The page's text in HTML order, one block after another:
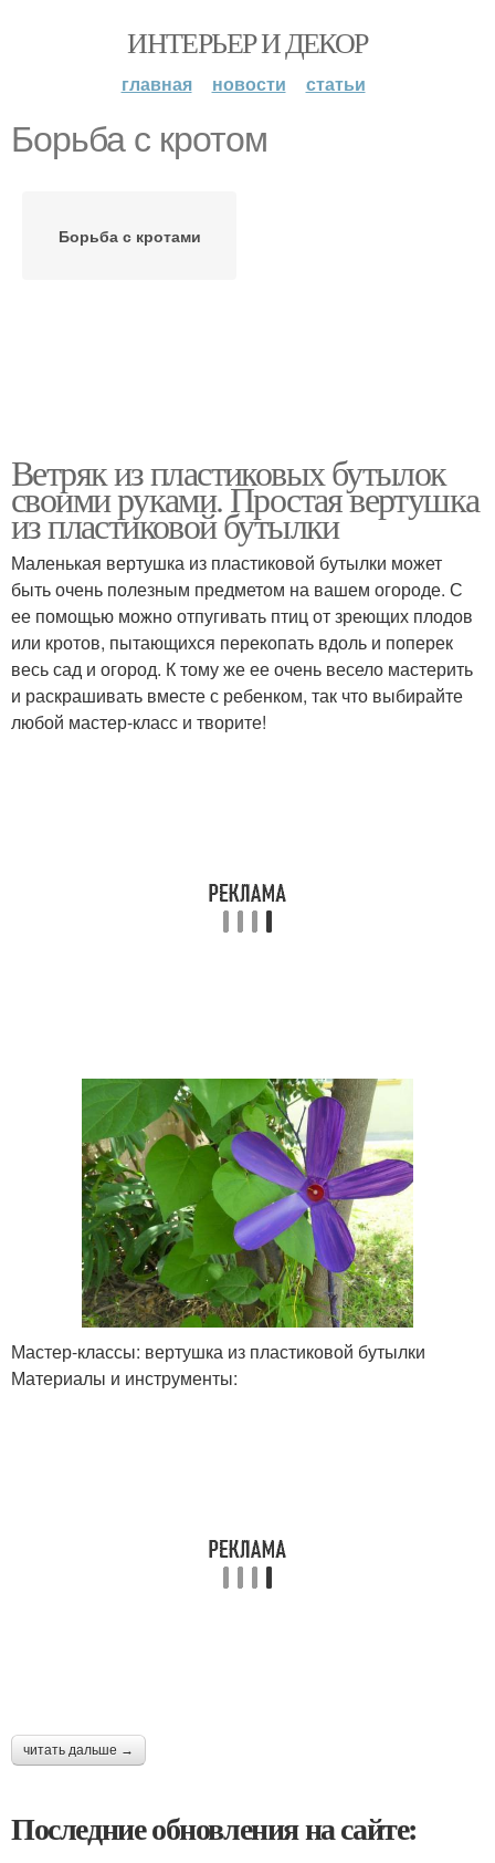
ИНТЕРЬЕР И ДЕКОР
главная новости статьи
Борьба с кротом
Борьба с кротами
Ветряк из пластиковых бутылок
своими руками. Простая вертушка
из пластиковой бутылки
Маленькая вертушка из пластиковой бутылки может
быть очень полезным предметом на вашем огороде. С
ее помощью можно отпугивать птиц от зреющих плодов
или кротов, пытающихся перекопать вдоль и поперек
весь сад и огород. К тому же ее очень весело мастерить
и раскрашивать вместе с ребенком, так что выбирайте
любой мастер-класс и творите!
Мастер-классы: вертушка из пластиковой бутылки
Материалы и инструменты:
читать дальше →
Последние обновления на сайте: